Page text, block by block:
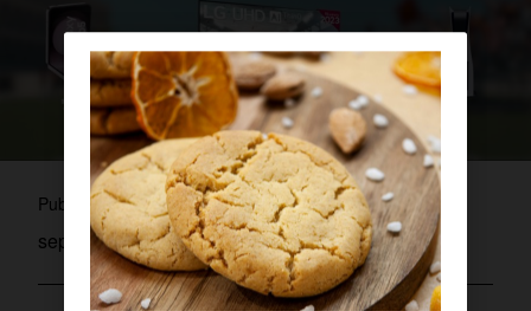
Publicado por pablo
septiembre 1, 2023